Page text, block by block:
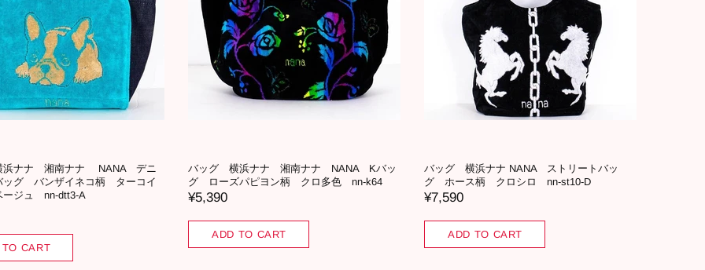
浜ナナ 湘南ナナ NANA デニ
ッグ バンザイネコ柄 ターコイ
ージュ nn-dtt3-A
CART
バッグ 横浜ナナ 湘南ナナ NANA Kバッ
グ ローズパピヨン柄 クロ多色 nn-k64
¥5,390
ADD TO CART
バッグ 横浜ナナ NANA ストリートバッ
グ ホース柄 クロシロ nn-st10-D
¥7,590
ADD TO CART